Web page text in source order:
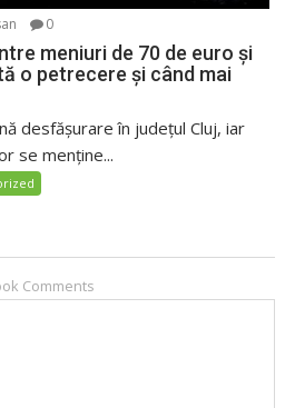
0
meniuri de 70 de euro și
o petrecere și când mai
desfășurare în județul Cluj, iar
se menține...
Comments